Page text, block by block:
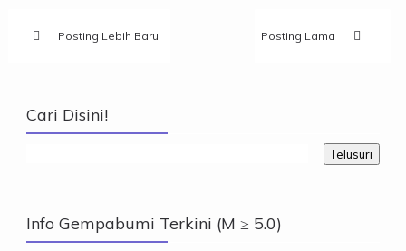
Posting Lebih Baru Posting Lama
Cari Disini!
Info Gempabumi Terkini (M ≥ 5.0)